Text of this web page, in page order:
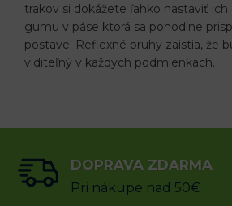
trakov si dokážete ľahko nastaviť ich
gumu v páse ktorá sa pohodlne
postave. Reflexné pruhy zaistia, že
viditeľný v každých podmienkach.
DOPRAVA ZDARMA
Pri nákupe nad 50€